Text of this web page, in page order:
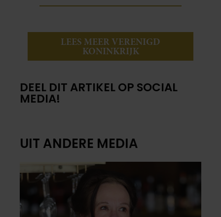
LEES MEER VERENIGD
KONINKRIJK
DEEL DIT ARTIKEL OP SOCIAL
MEDIA!
UIT ANDERE MEDIA